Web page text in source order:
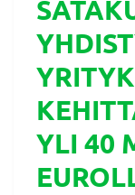
YLI 40